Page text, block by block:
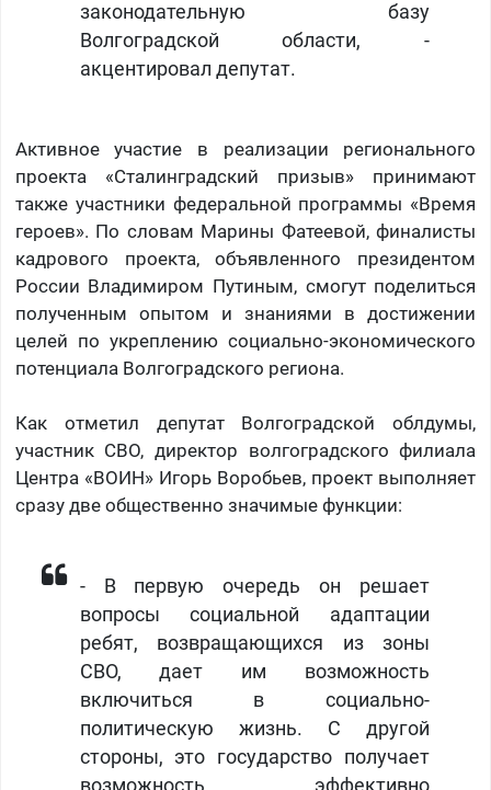
законодательную базу
Волгоградской области, -
акцентировал депутат.
Активное участие в реализации регионального
проекта «Сталинградский призыв» принимают
также участники федеральной программы «Время
героев». По словам Марины Фатеевой, финалисты
кадрового проекта, объявленного президентом
России Владимиром Путиным, смогут поделиться
полученным опытом и знаниями в достижении
целей по укреплению социально-экономического
потенциала Волгоградского региона.
Как отметил депутат Волгоградской облдумы,
участник СВО, директор волгоградского филиала
Центра «ВОИН» Игорь Воробьев, проект выполняет
сразу две общественно значимые функции:
- В первую очередь он решает
вопросы социальной адаптации
ребят, возвращающихся из зоны
СВО, дает им возможность
включиться в социально-
политическую жизнь. С другой
стороны, это государство получает